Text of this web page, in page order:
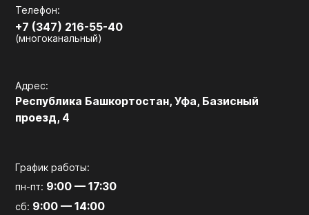
Телефон:
+7 (347) 216-55-40
(многоканальный)
Адрес:
Республика Башкортостан, Уфа, Базисный
проезд, 4
График работы:
пн-пт: 9:00 — 17:30
сб: 9:00 — 14:00